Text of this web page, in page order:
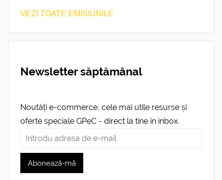
VEZI TOATE EMISIUNILE
Newsletter săptămânal
Noutăți e-commerce, cele mai utile resurse și
oferte speciale GPeC - direct la tine în inbox.